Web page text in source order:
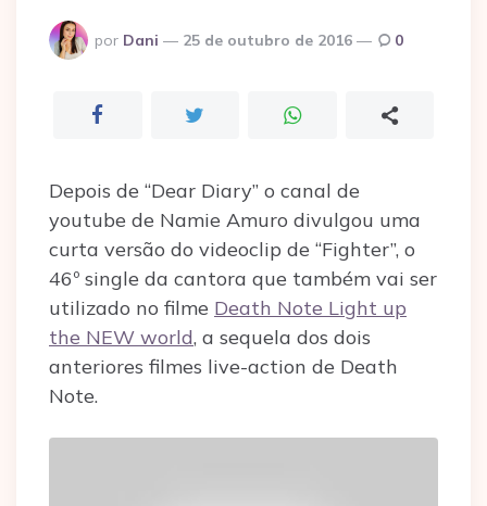
Postado
por
por Dani 25 de outubro de 2016 0
Depois de “Dear Diary” o canal de
youtube de Namie Amuro divulgou uma
curta versão do videoclip de “Fighter”, o
46º single da cantora que também vai ser
utilizado no filme Death Note Light up
the NEW world, a sequela dos dois
anteriores filmes live-action de Death
Note.